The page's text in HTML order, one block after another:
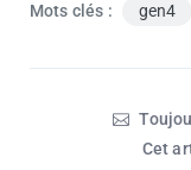
Mots clés : gen4
Cet